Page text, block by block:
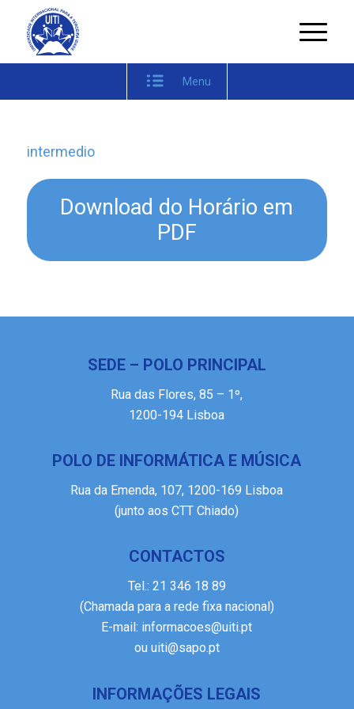
Menu
intermedio
Download do Horário em
PDF
SEDE – POLO PRINCIPAL
Rua das Flores, 85 – 1º,
1200-194 Lisboa
POLO DE INFORMÁTICA E MÚSICA
Rua da Emenda, 107, 1200-169 Lisboa
(junto aos CTT Chiado)
CONTACTOS
Tel.: 21 346 18 89
(Chamada para a rede fixa nacional)
E-mail: informacoes@uiti.pt
ou uiti@sapo.pt
INFORMAÇÕES LEGAIS